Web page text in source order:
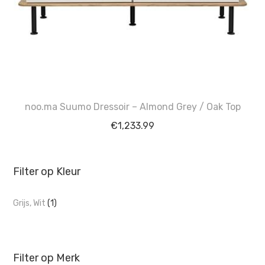
noo.ma Suumo Dressoir – Almond Grey / Oak Top
€1,233.99
Filter op Kleur
Grijs, Wit (1)
Filter op Merk